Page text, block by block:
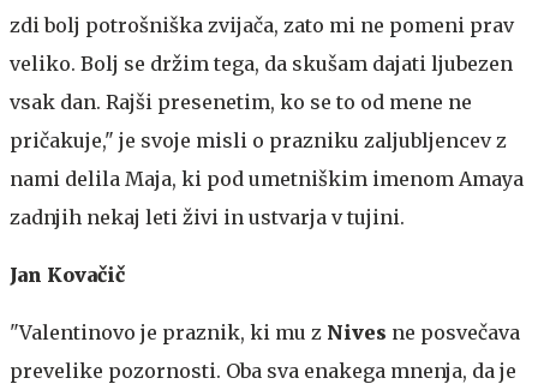
zdi bolj potrošniška zvijača, zato mi ne pomeni prav
veliko. Bolj se držim tega, da skušam dajati ljubezen
vsak dan. Rajši presenetim, ko se to od mene ne
pričakuje," je svoje misli o prazniku zaljubljencev z
nami delila Maja, ki pod umetniškim imenom Amaya
zadnjih nekaj leti živi in ustvarja v tujini.
Jan Kovačič
"Valentinovo je praznik, ki mu z Nives ne posvečava
prevelike pozornosti. Oba sva enakega mnenja, da je